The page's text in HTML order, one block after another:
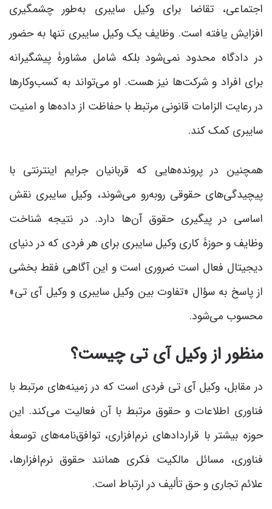
اجتماعی، تقاضا برای وکیل سایبری به‌طور چشمگیری
افزایش یافته است. وظایف یک وکیل سایبری تنها به حضور
در دادگاه محدود نمی‌شود بلکه شامل مشاورۀ پیشگیرانه
برای افراد و شرکت‌ها نیز هست. او می‌تواند به کسب‌وکارها
در رعایت الزامات قانونی مرتبط با حفاظت از داده‌ها و امنیت
سایبری کمک کند.
همچنین در پرونده‌هایی که قربانیان جرایم اینترنتی با
پیچیدگی‌های حقوقی روبه‌رو می‌شوند، وکیل سایبری نقش
اساسی در پیگیری حقوق آن‌ها دارد. در نتیجه شناخت
وظایف و حوزۀ کاری وکیل سایبری برای هر فردی که در دنیای
دیجیتال فعال است ضروری است و این آگاهی فقط بخشی
از پاسخ به سؤال «تفاوت بین وکیل سایبری و وکیل آی تی»
محسوب می‌شود.
منظور از وکیل آی تی چیست؟
در مقابل، وکیل آی تی فردی است که در زمینه‌های مرتبط با
فناوری اطلاعات و حقوق مرتبط با آن فعالیت می‌کند. این
حوزه بیشتر با قراردادهای نرم‌افزاری، توافق‌نامه‌های توسعۀ
فناوری، مسائل مالکیت فکری همانند حقوق نرم‌افزارها،
علائم تجاری و حق تألیف در ارتباط است.